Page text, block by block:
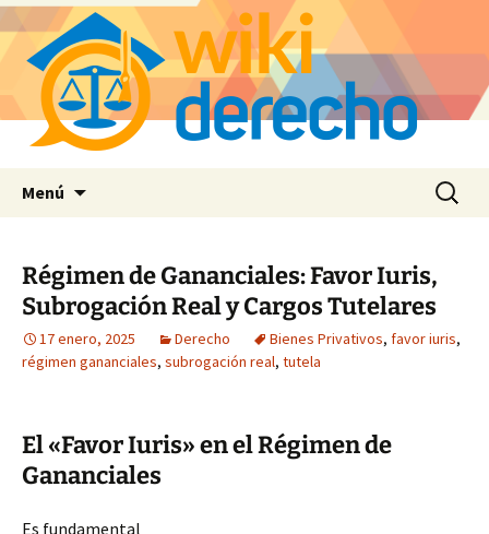
Menú Buscar:
Régimen de Gananciales: Favor Iuris,
Subrogación Real y Cargos Tutelares
17 enero, 2025 Derecho Bienes Privativos, favor iuris,
régimen gananciales, subrogación real, tutela
El «Favor Iuris» en el Régimen de
Gananciales
Es fundamental